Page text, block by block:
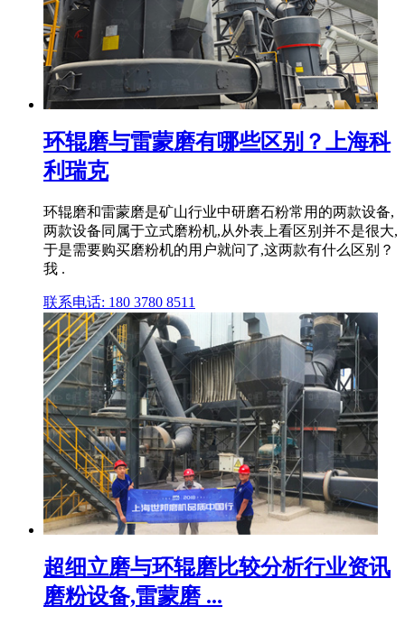
环辊磨与雷蒙磨有哪些区别？上海科
利瑞克
环辊磨和雷蒙磨是矿山行业中研磨石粉常用的两款设备,
两款设备同属于立式磨粉机,从外表上看区别并不是很大,
于是需要购买磨粉机的用户就问了,这两款有什么区别？
我 .
联系电话: 180 3780 8511
超细立磨与环辊磨比较分析行业资讯
磨粉设备,雷蒙磨 ...